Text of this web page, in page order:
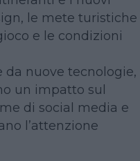
le mete turistiche
e le condizioni
da nuove tecnologie,
un impatto sul
di social media e
l’attenzione